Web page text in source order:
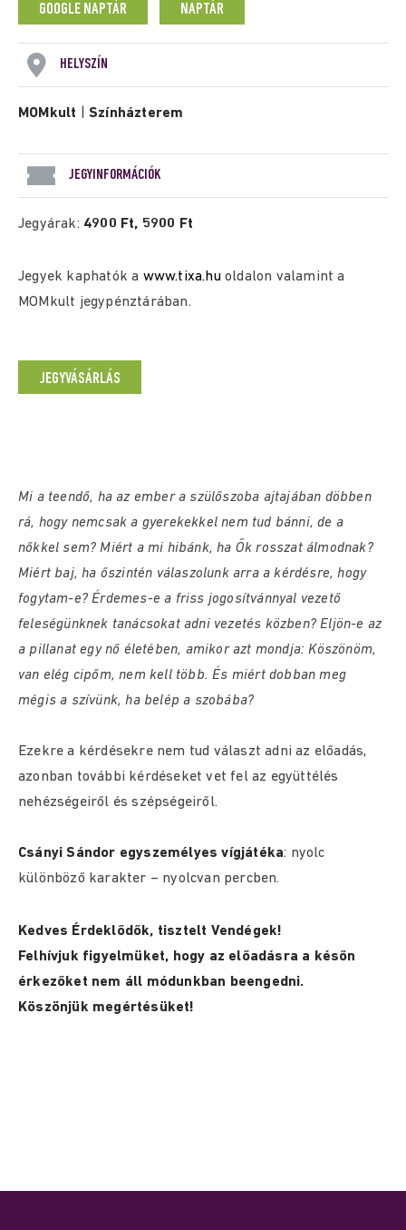
GOOGLE NAPTÁR NAPTÁR
HELYSZÍN
MOMkult |Színházterem
JEGYINFORMÁCIÓK
Jegyárak: 4900 Ft, 5900 Ft
Jegyek kaphatók a www.tixa.huoldalon valamint a
MOMkult jegypénztárában.
JEGYVÁSÁRLÁS
Mi a teendő, ha az ember a szülőszoba ajtajában döbben
rá, hogy nemcsak a gyerekekkel nem tud bánni, de a
nőkkel sem? Miért a mi hibánk, ha Ők rosszat álmodnak?
Miért baj, ha őszintén válaszolunk arra a kérdésre, hogy
fogytam-e? Érdemes-e a friss jogosítvánnyal vezető
feleségünknek tanácsokat adni vezetés közben? Eljön-e az
a pillanat egy nő életében, amikor azt mondja: Köszönöm,
van elég cipőm, nem kell több. És miért dobban meg
mégis a szívünk, ha belép a szobába?
Ezekre a kérdésekre nem tud választ adni az előadás,
azonban további kérdéseket vet fel az együttélés
nehézségeiről és szépségeiről.
Csányi Sándor egyszemélyes vígjátéka: nyolc
különböző karakter – nyolcvan percben.
Kedves Érdeklődők, tisztelt Vendégek!
Felhívjuk figyelmüket, hogy az előadásra a későn
érkezőket nem áll módunkban beengedni.
Köszönjük megértésüket!